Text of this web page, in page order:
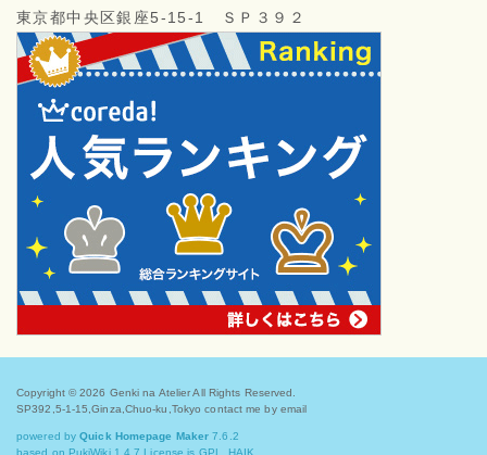
東京都中央区銀座5-15-1 ＳＰ３９２
Copyright © 2026 Genki na AtelierAll Rights Reserved.
SP392,5-1-15,Ginza,Chuo-ku,Tokyo contact me by email
powered byQuick Homepage Maker 7.6.2
based on PukiWiki 1.4.7 License is GPL. HAIK